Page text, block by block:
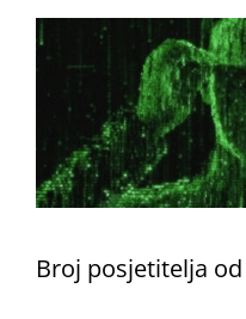
Broj posjetitelja od